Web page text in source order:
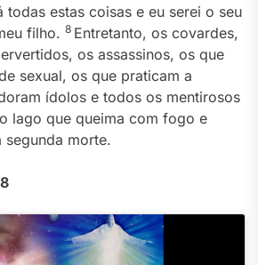
todas estas coisas e eu serei o seu
filho. 8 Entretanto, os covardes,
os assassinos, os que
sexual, os que praticam a
ídolos e todos os mentirosos
lago que queima com fogo e
segunda morte.